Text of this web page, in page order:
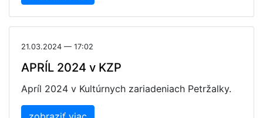
21.03.2024 — 17:02
APRÍL 2024 v KZP
Apríl 2024 v Kultúrnych zariadeniach Petržalky.